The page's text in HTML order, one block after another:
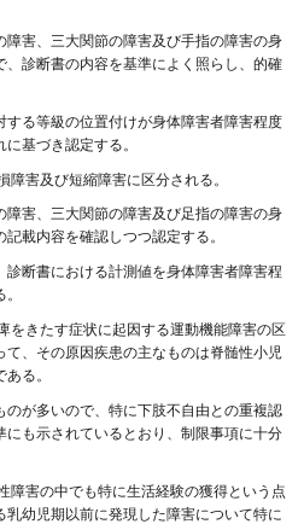
害、三大関節の障害及び手指の障害の身
診断書の内容を基準によく照らし、的確
る等級の位置付けが身体障害者障害程度
基づき認定する。
害及び短縮障害に区分される。
害、三大関節の障害及び足指の障害の身
載内容を確認しつつ認定する。
断書における計測値を身体障害者障害程
きたす症状に起因する運動機能障害の区
、その原因疾患の主なものは脊髄性小児
る。
が多いので、特に下肢不自由との重複認
も示されているとおり、制限事項に十分
害の中でも特に生活経験の獲得という点
幼児期以前に発現した障害について特に